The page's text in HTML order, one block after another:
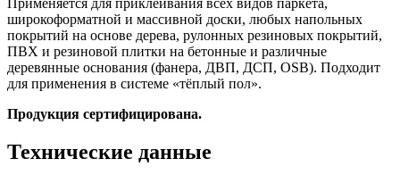
широкоформатной и массивной доски, любых напольных
покрытий на основе дерева, рулонных резиновых покрытий,
ПВХ и резиновой плитки на бетонные и различные
деревянные основания (фанера, ДВП, ДСП, OSB). Подходит
для применения в системе «тёплый пол».
Продукция сертифицирована.
Технические данные